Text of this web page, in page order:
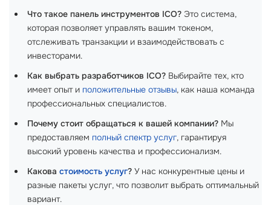
Что такое панель инструментов ICO? Это система,
которая позволяет управлять вашим токеном,
отслеживать транзакции и взаимодействовать с
инвесторами.
Как выбрать разработчиков ICO? Выбирайте тех, кто
имеет опыт и положительные отзывы, как наша команда
профессиональных специалистов.
Почему стоит обращаться к вашей компании? Мы
предоставляем полный спектр услуг, гарантируя
высокий уровень качества и профессионализм.
Какова стоимость услуг? У нас конкурентные цены и
разные пакеты услуг, что позволит выбрать оптимальный
вариант.